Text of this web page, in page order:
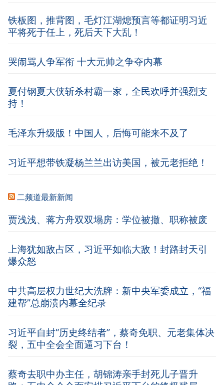
铁板图，推背图，毛灯江湖熄预言等都证明习近
平将死于任上，死后天下大乱！
哭闹骂人争军衔 十大元帅之争夺内幕
夏付钢夏大侠斩杀村霸一家，全民欢呼并强烈支
持！
毛泽东升级版！中国人，后悔可能来不及了
习近平想带铁凝杨兰兰出访美国，被元老拒绝！
二频道最新新闻
贾浅浅、蒋方舟双双塌房：学位被撤、职称被废
上海犹如敌占区，习近平如临大敌！封路封天引
爆众怒
中共高层权力世纪大洗牌：新中央军委成立，“福
建帮”总崩溃内幕全纪录
习近平自封“历史终结者”，蔡奇免职、元老集体决
裂，五中全会全面逼习下台！
蔡奇去职中办主任，胡锦涛亲手封死儿子晋升